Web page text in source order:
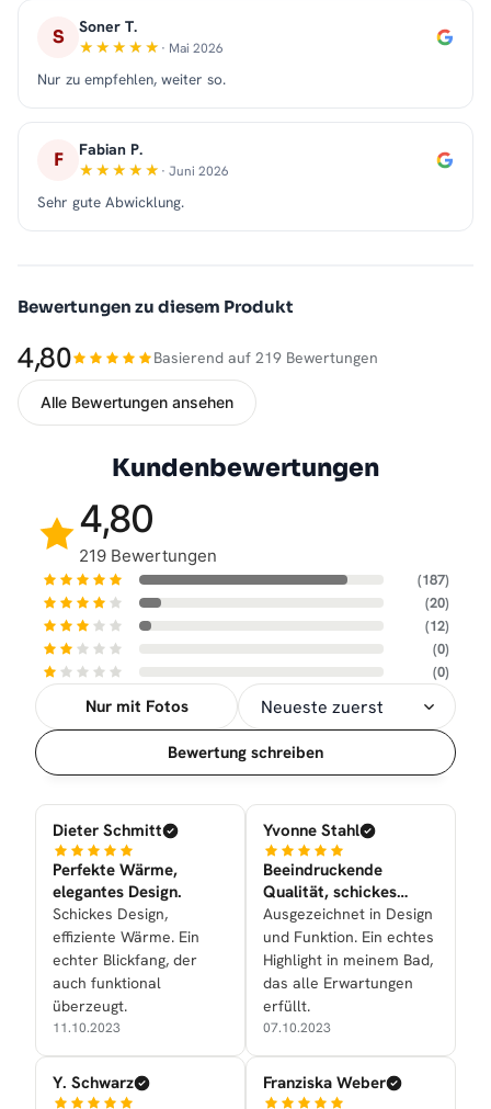
S Soner T.
· Mai 2026
Nur zu empfehlen, weiter so.
F Fabian P.
· Juni 2026
Sehr gute Abwicklung.
Bewertungen zu diesem Produkt
4,80 Basierend auf 219 Bewertungen
Alle Bewertungen ansehen
Kundenbewertungen
4,80
219 Bewertungen
(187)
(20)
(12)
(0)
(0)
Nur mit Fotos
Sortierung
Bewertung schreiben
Dieter Schmitt
Perfekte Wärme,
elegantes Design.
Schickes Design,
effiziente Wärme. Ein
echter Blickfang, der
auch funktional
überzeugt.
11.10.2023
Y. Schwarz
Yvonne Stahl
Beeindruckende
Qualität, schickes
Design.
Ausgezeichnet in Design
und Funktion. Ein echtes
Highlight in meinem Bad,
das alle Erwartungen
erfüllt.
07.10.2023
Franziska Weber